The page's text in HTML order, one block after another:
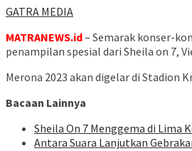
GATRA MEDIA
MATRANEWS.id– Semarak konser-
penampilan spesial dari Sheila on 7,
Merona 2023 akan digelar di Stadion
Bacaan Lainnya
Sheila On 7 Menggema di Lima
Antara Suara Lanjutkan